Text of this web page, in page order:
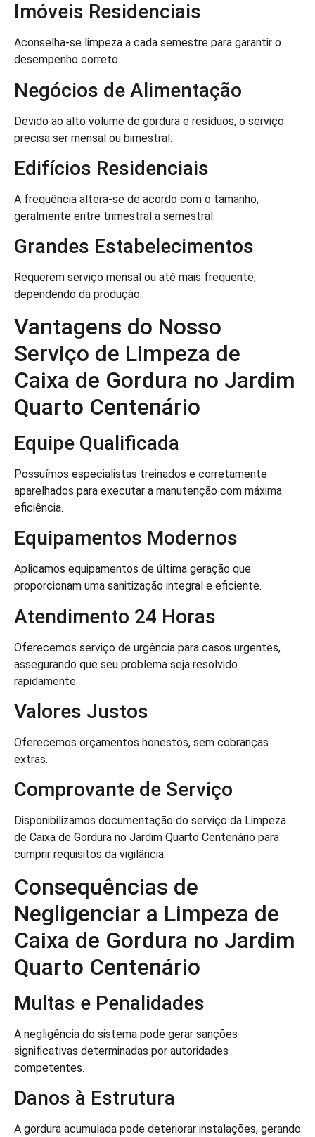
Imóveis Residenciais
Aconselha-se limpeza a cada semestre para garantir o
desempenho correto.
Negócios de Alimentação
Devido ao alto volume de gordura e resíduos, o serviço
precisa ser mensal ou bimestral.
Edifícios Residenciais
A frequência altera-se de acordo com o tamanho,
geralmente entre trimestral a semestral.
Grandes Estabelecimentos
Requerem serviço mensal ou até mais frequente,
dependendo da produção.
Vantagens do Nosso
Serviço de Limpeza de
Caixa de Gordura no Jardim
Quarto Centenário
Equipe Qualificada
Possuímos especialistas treinados e corretamente
aparelhados para executar a manutenção com máxima
eficiência.
Equipamentos Modernos
Aplicamos equipamentos de última geração que
proporcionam uma sanitização integral e eficiente.
Atendimento 24 Horas
Oferecemos serviço de urgência para casos urgentes,
assegurando que seu problema seja resolvido
rapidamente.
Valores Justos
Oferecemos orçamentos honestos, sem cobranças
extras.
Comprovante de Serviço
Disponibilizamos documentação do serviço da Limpeza
de Caixa de Gordura no Jardim Quarto Centenário para
cumprir requisitos da vigilância.
Consequências de
Negligenciar a Limpeza de
Caixa de Gordura no Jardim
Quarto Centenário
Multas e Penalidades
A negligência do sistema pode gerar sanções
significativas determinadas por autoridades
competentes.
Danos à Estrutura
A gordura acumulada pode deteriorar instalações, gerando